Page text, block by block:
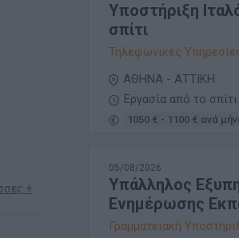
+
Υποστήριξη
σπίτι
Τηλεφωνικές
ΑΘΗΝΑ - ΑΤΤΙΚΗ
Εργασία από το σπίτι
1050 € - 1100 € ανά
05/08/2026
Υπάλληλος
Ενημέρωσης
Γραμματειακή